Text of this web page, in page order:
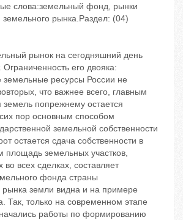
слова:земельный фонд, рынки
рынка.Раздел: (04)
рынок на сегодняшний день
Ограниченность его двояка:
ресурсы России не
что важнее всего, главным
земель попрежнему остается
пор основным способом
земельной собственности
остается сдача собственности в
площадь земельных участков,
во всех сделках, составляет
фонда страны
рынка земли видна и на примере
Так, только на современном этапе
работы по формированию